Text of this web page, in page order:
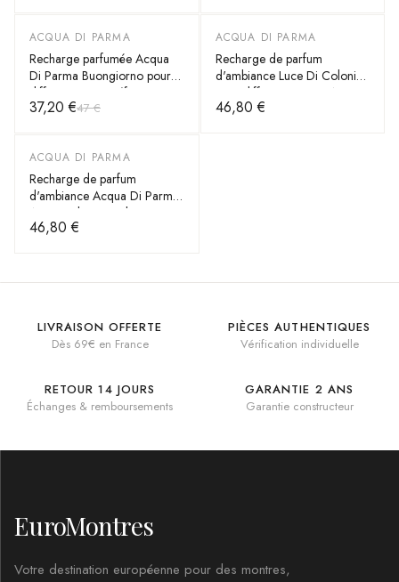
-21%
ACQUA DI PARMA
Recharge parfumée Acqua
Di Parma Buongiorno pour
diffuseur auto - Réf. 62223
37,20 €47 €
ACQUA DI PARMA
Recharge de parfum
d'ambiance Luce Di Colonia
pour diffuseur voiture Acqua
Di Parma - Réf. 62222
46,80 €
ACQUA DI PARMA
Recharge de parfum
d'ambiance Acqua Di Parma
Arancia di Capri Blue
Mediterraneo pour diffuseur
46,80 €
LIVRAISON OFFERTE
Dès 69€ en France
PIÈCES AUTHENTIQUES
Vérification individuelle
RETOUR 14 JOURS
Échanges & remboursements
GARANTIE 2 ANS
Garantie constructeur
EuroMontres
Votre destination européenne pour des montres,